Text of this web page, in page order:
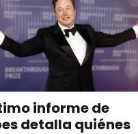
informe de
detalla quiénes